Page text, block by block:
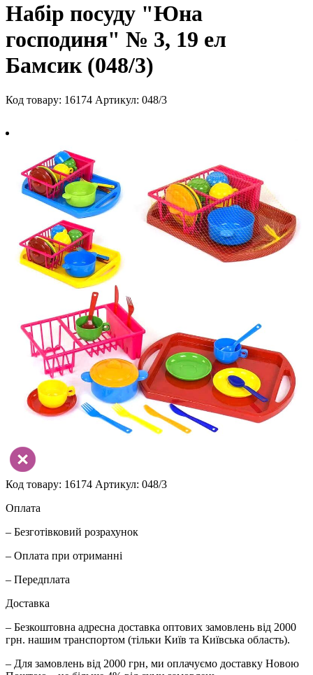
Набір посуду "Юна
господиня" № 3, 19 ел
Бамсик (048/3)
Код товару: 16174 Артикул: 048/3
Код товару: 16174 Артикул: 048/3
Оплата
– Безготівковий розрахунок
– Оплата при отриманні
– Передплата
Доставка
– Безкоштовна адресна доставка оптових замовлень від 2000
грн. нашим транспортом (тільки Київ та Київська область).
– Для замовлень від 2000 грн, ми оплачуємо доставку Новою